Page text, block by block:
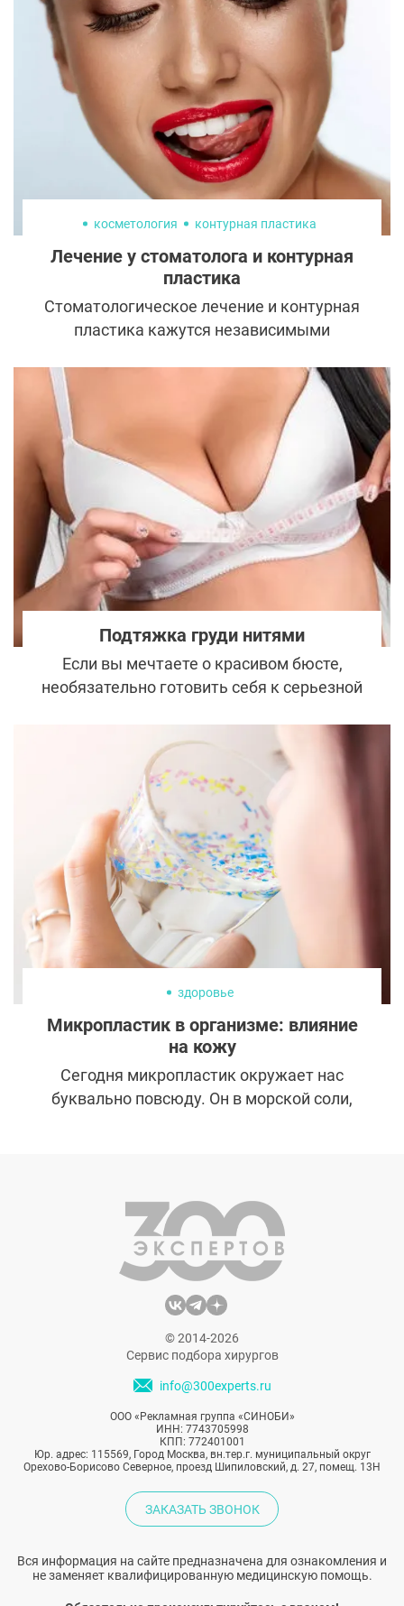
человек просыпается, не имея очевидных
причин для плохого настроения, но всё
равно чувствует тревогу или апатию. Это
может быть связано с внешними
обстоятельствами или с более глубокими
причинами, такими как
предрасположенность к тревожности или
депрессии.
косметология контурная пластика
Лечение у стоматолога и контурная
пластика
Стоматологическое лечение и контурная
пластика кажутся независимыми
рассмотрении проблемы возникает
вопрос: можно ли совмещать эти два
направления? Правильное планирование и
понимание того, как эти медицинские
манипуляции взаимодействуют друг с
другом, играют ключевую роль в
достижении гармоничного результата.
Рассмотрим, как проводить лечение у
стоматолога и контурную пластику, чтобы
улучшить эстетику улыбки, подчеркнуть
красоту лица в целом и сохранить
здоровье.
Подтяжка груди нитями
Если вы мечтаете о красивом бюсте,
необязательно готовить себя к серьезной
внешность - мезонити.
здоровье
Микропластик в организме: влияние
на кожу
Сегодня микропластик окружает нас
буквально повсюду. Он в морской соли,
Особенно о коже, ведь именно она первой
сталкивается с этими частицами из
кремов, скрабов, гелей и одежды.
© 2014-2026
Сервис подбора хирургов
info@300experts.ru
ООО «Рекламная группа «СИНОБИ»
ИНН: 7743705998
КПП: 772401001
Юр. адрес: 115569, Город Москва, вн.тер.г. муниципальный округ
Орехово-Борисово Северное, проезд Шипиловский, д. 27, помещ. 13Н
ЗАКАЗАТЬ ЗВОНОК
Вся информация на сайте предназначена для ознакомления и
не заменяет квалифицированную медицинскую помощь.